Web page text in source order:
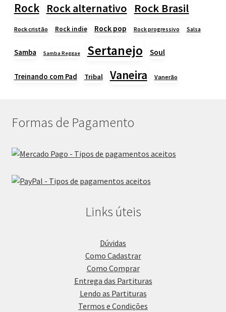
Rock Rock alternativo Rock Brasil
Rock cristão Rock indie Rock pop Rock progressivo Salsa
Samba Samba Reggae Sertanejo Soul
Treinando com Pad Tribal Vaneira Vanerão
Formas de Pagamento
Links úteis
Dúvidas
Como Cadastrar
Como Comprar
Entrega das Partituras
Lendo as Partituras
Termos e Condições